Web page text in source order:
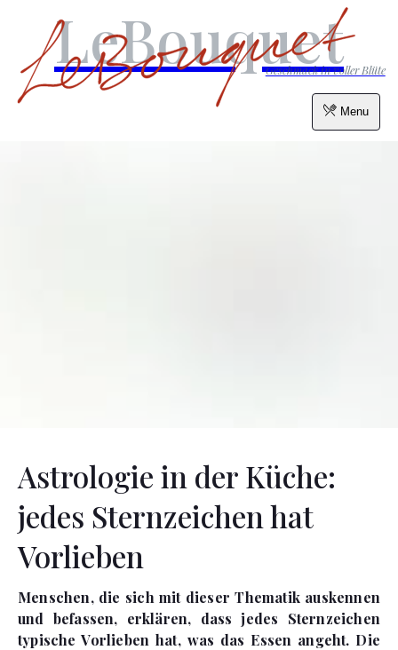
Menu
LeBouquet
Geschmack in voller Blüte
Astrologie in der Küche:
jedes Sternzeichen hat
Vorlieben
Menschen, die sich mit dieser Thematik auskennen
und befassen, erklären, dass jedes Sternzeichen
typische Vorlieben hat, was das Essen angeht. Die